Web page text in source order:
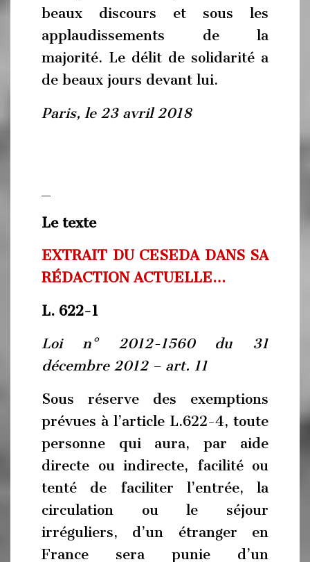
beaux discours et sous les
applaudissements de la
majorité. Le délit de solidarité a
de beaux jours devant lui.
Paris, le 23 avril 2018
Le texte
EXTRAIT DU CESEDA DANS SA
RÉDACTION ACTUELLE…
L. 622-1
Loi n° 2012-1560 du 31
décembre 2012 – art. 11
Sous réserve des exemptions
prévues à l’article L.622-4, toute
personne qui aura, par aide
directe ou indirecte, facilité ou
tenté de faciliter l’entrée, la
circulation ou le séjour
irréguliers, d’un étranger en
France sera punie d’un